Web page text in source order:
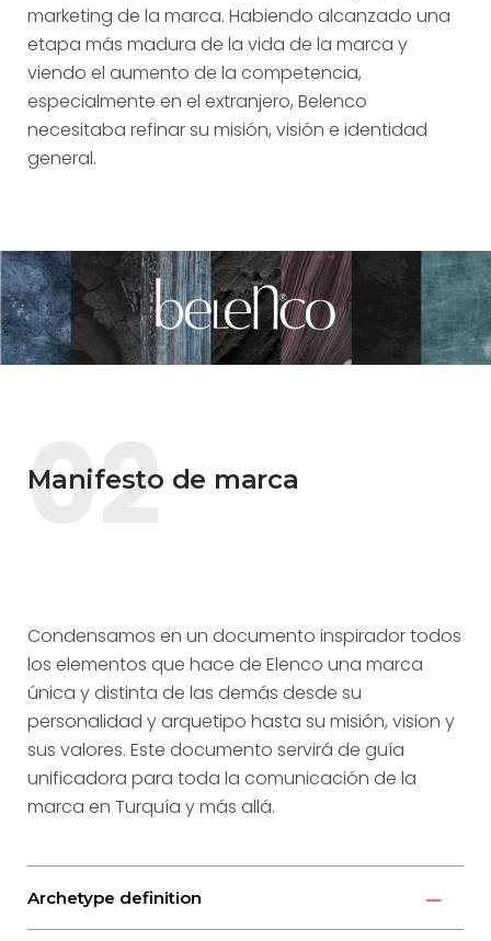
marketing de la marca. Habiendo alcanzado una
etapa más madura de la vida de la marca y
viendo el aumento de la competencia,
especialmente en el extranjero, Belenco
necesitaba refinar su misión, visión e identidad
general.
02
Manifesto de marca
Condensamos en un documento inspirador todos
los elementos que hace de Elenco una marca
única y distinta de las demás desde su
personalidad y arquetipo hasta su misión, vision y
sus valores. Este documento servirá de guía
unificadora para toda la comunicación de la
marca en Turquía y más allá.
Archetype definition